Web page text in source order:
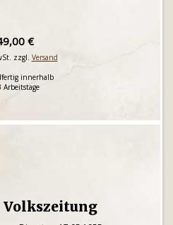
€
zzgl. Versand
innerhalb
Arbeitstage